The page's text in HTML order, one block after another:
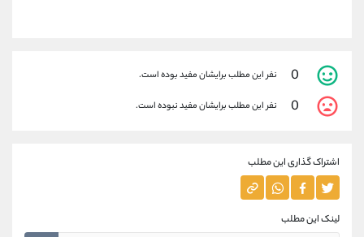
0 نفر این مطلب برایشان مفید بوده است.
0 نفر این مطلب برایشان مفید نبوده است.
اشتراک گذاری این مطلب
لینک این مطلب